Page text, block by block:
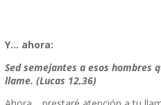
Y… ahora:
Sed semejantes a esos hombres
llame. (Lucas 12,36)